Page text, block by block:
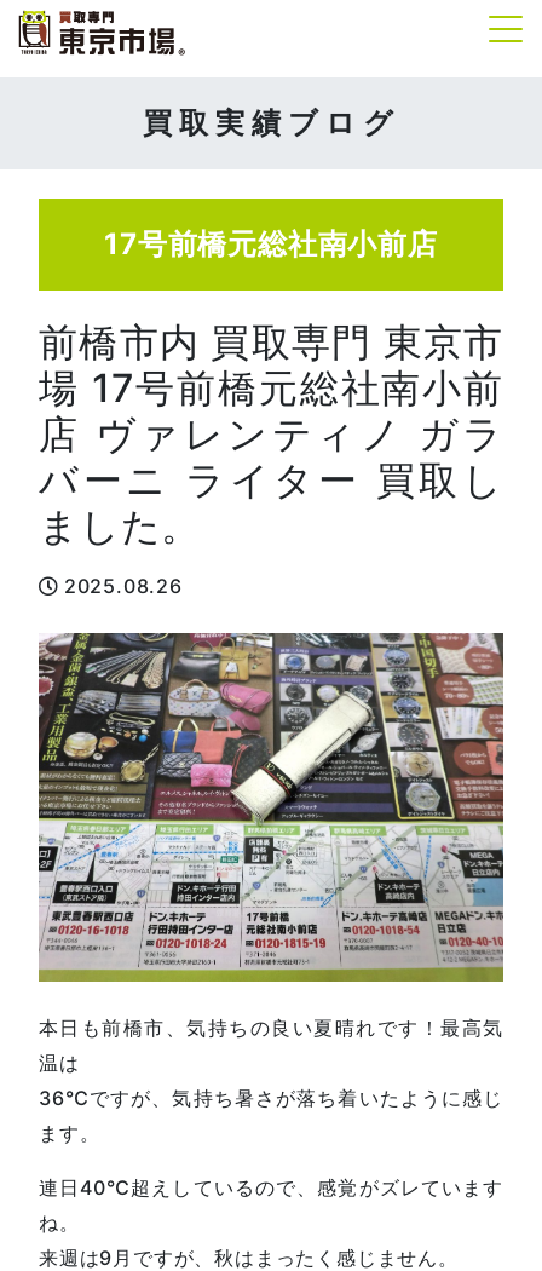
買取実績ブログ
17号前橋元総社南小前店
前橋市内 買取専門 東京市
場 17号前橋元総社南小前
店 ヴァレンティノ ガラ
バーニ ライター 買取し
ました。
2025.08.26
本日も前橋市、気持ちの良い夏晴れです！最高気
温は
36℃ですが、気持ち暑さが落ち着いたように感じ
ます。
連日40℃超えしているので、感覚がズレています
ね。
来週は9月ですが、秋はまったく感じません。